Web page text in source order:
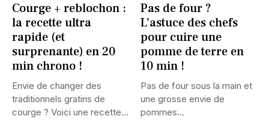
Courge + reblochon :
la recette ultra
rapide (et
surprenante) en 20
min chrono !
Envie de changer des
traditionnels gratins de
courge ? Voici une recette
Pas de four ?
L’astuce des chefs
pour cuire une
pomme de terre en
10 min !
Pas de four sous la main et
une grosse envie de
pommes...